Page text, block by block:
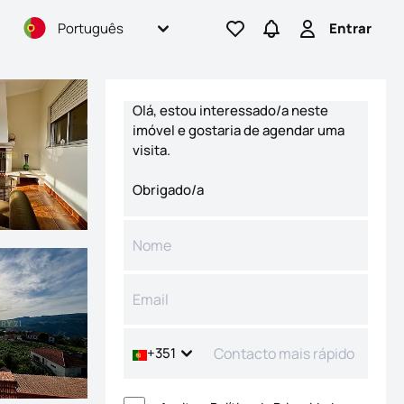
Português Ir para os favoritos
Ir para pesquisas
Entrar
Entrar
+351